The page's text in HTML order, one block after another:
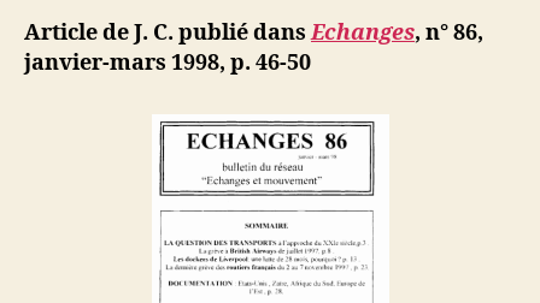
ji
b
les
Article de J. C. publié dansEchanges, n° 86,
janvier-mars 1998, p. 46-50